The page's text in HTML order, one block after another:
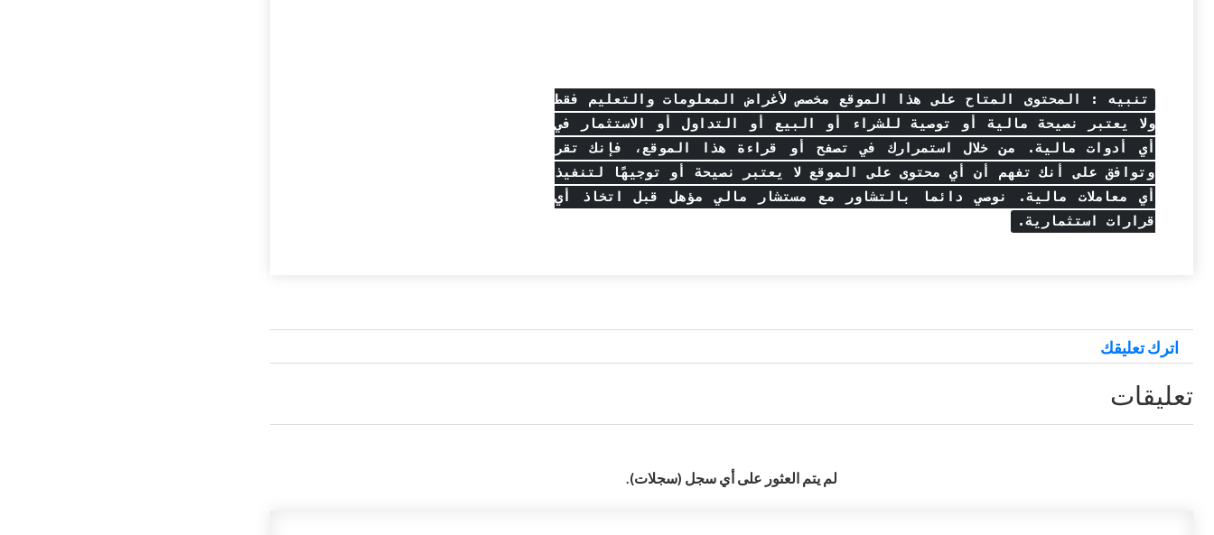
تنبيه : المحتوى المتاح على هذا الموقع مخصص لأغراض المعلومات والتعليم فقط
ولا يعتبر نصيحة مالية أو توصية للشراء أو البيع أو التداول أو الاستثمار في
أي أدوات مالية. من خلال استمرارك في تصفح أو قراءة هذا الموقع، فإنك تقر
وتوافق على أنك تفهم أن أي محتوى على الموقع لا يعتبر نصيحة أو توجيهًا لتنفيذ
أي معاملات مالية. نوصي دائما بالتشاور مع مستشار مالي مؤهل قبل اتخاذ أي
قرارات استثمارية.
اترك تعليقك
تعليقات
لم يتم العثور على أي سجل (سجلات).